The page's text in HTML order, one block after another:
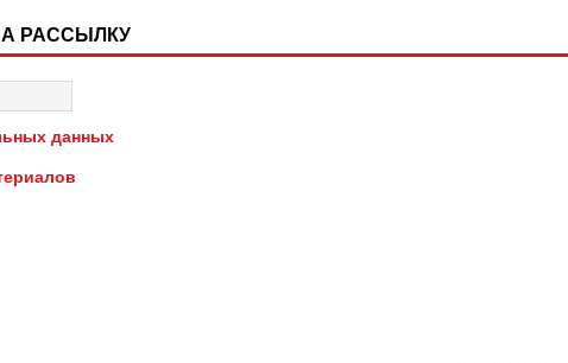
РАССЫЛКУ
данных